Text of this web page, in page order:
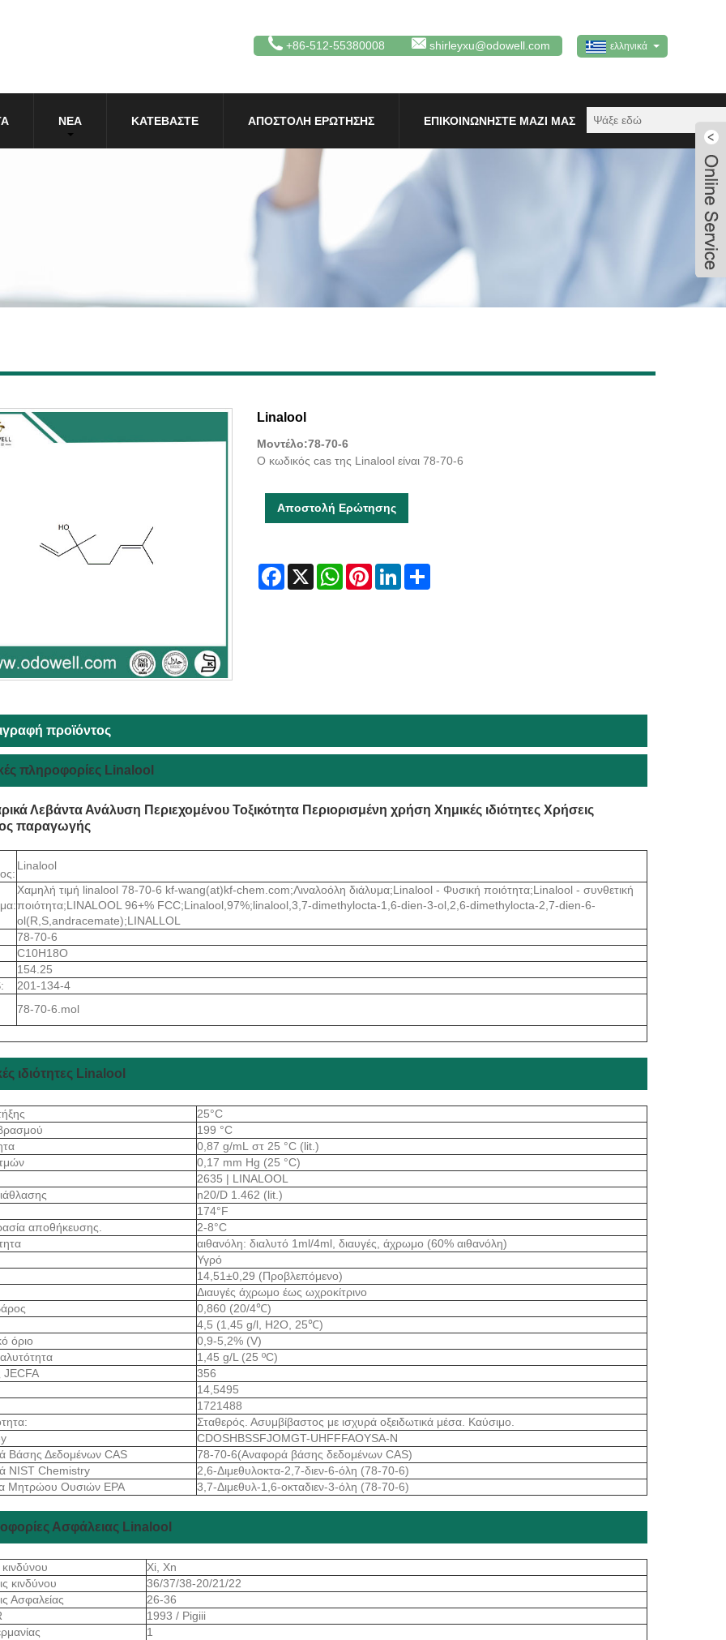
ελληνικά
+86-512-55380008 shirleyxu@odowell.com
ΝΈΑ ΚΑΤΕΒΆΣΤΕ ΑΠΟΣΤΟΛΉ ΕΡΏΤΗΣΗΣ ΕΠΙΚΟΙΝΩΝΉΣΤΕ ΜΑΖΊ ΜΑΣ
Linalool
Μοντέλο:78-70-6
Ο κωδικός cas της Linalool είναι 78-70-6
Αποστολή Ερώτησης
Facebook
X WhatsAppPinterestLinkedInShare
προϊόντος
πληροφορίες Linalool
Λεβάντα Ανάλυση Περιεχομένου Τοξικότητα Περιορισμένη χρήση Χημικές ιδιότητες Χρήσεις
παραγωγής
Linalool
Χαμηλή τιμή linalool 78-70-6 kf-wang(at)kf-chem.com;Λιναλοόλη διάλυμα;Linalool - Φυσική ποιότητα;Linalool - συνθετική
ποιότητα;LINALOOL 96+% FCC;Linalool,97%;linalool,3,7-dimethylocta-1,6-dien-3-ol,2,6-dimethylocta-2,7-dien-6-
ol(R,S,andracemate);LINALLOL
78-70-6
C10H18O
154.25
201-134-4
78-70-6.mol
ιδιότητες Linalool
25°C
199 °C
0,87 g/mL στ 25 °C (lit.)
0,17 mm Hg (25 °C)
2635 | LINALOOL
n20/D 1.462 (lit.)
174°F
αποθήκευσης.
2-8°C
αιθανόλη: διαλυτό 1ml/4ml, διαυγές, άχρωμο (60% αιθανόλη)
Υγρό
14,51±0,29 (Προβλεπόμενο)
Διαυγές άχρωμο έως ωχροκίτρινο
0,860 (20/4℃)
4,5 (1,45 g/l, H2O, 25℃)
όριο
0,9-5,2% (V)
1,45 g/L (25 ºC)
JECFA
356
14,5495
1721488
Σταθερός. Ασυμβίβαστος με ισχυρά οξειδωτικά μέσα. Καύσιμο.
CDOSHBSSFJOMGT-UHFFFAOYSA-N
Βάσης Δεδομένων CAS
78-70-6(Αναφορά βάσης δεδομένων CAS)
NIST Chemistry
2,6-Διμεθυλοκτα-2,7-διεν-6-όλη (78-70-6)
Μητρώου Ουσιών EPA
3,7-Διμεθυλ-1,6-οκταδιεν-3-όλη (78-70-6)
Ασφάλειας Linalool
Xi, Xn
κινδύνου
36/37/38-20/21/22
Ασφαλείας
26-36
1993 / Pigiii
1